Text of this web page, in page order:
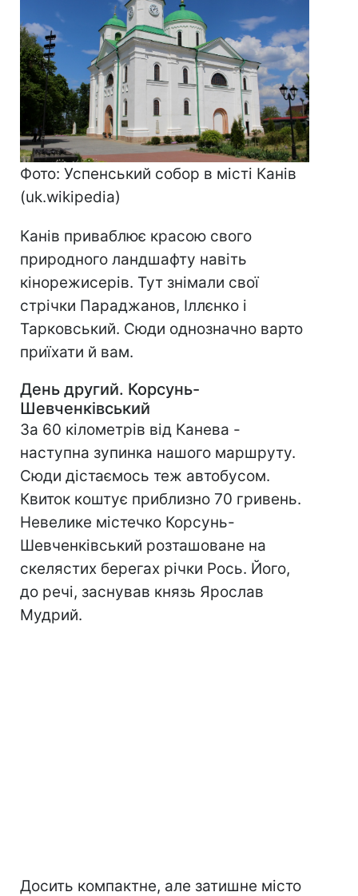
Фото: Успенський собор в місті Канів
(uk.wikipedia)
Канів приваблює красою свого
природного ландшафту навіть
кінорежисерів. Тут знімали свої
стрічки Параджанов, Іллєнко і
Тарковський. Сюди однозначно варто
приїхати й вам.
День другий. Корсунь-
Шевченківський
За 60 кілометрів від Канева -
наступна зупинка нашого маршруту.
Сюди дістаємось теж автобусом.
Квиток коштує приблизно 70 гривень.
Невелике містечко Корсунь-
Шевченківський розташоване на
скелястих берегах річки Рось. Його,
до речі, заснував князь Ярослав
Мудрий.
Досить компактне, але затишне місто